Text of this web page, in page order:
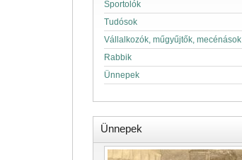
Sportolók
Tudósok
Vállalkozók, műgyűjtők, mecénások
Rabbik
Ünnepek
Ünnepek